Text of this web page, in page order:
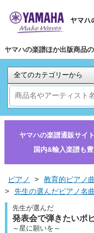
ヤマハの楽譜ほか出版商品
ヤマハの楽譜通販サイト
国内&輸入楽譜も
ピアノ > 教育的ピアノ
>
先生の選んだピアノ名
先生が選んだ
発表会で弾きたいポ
～星に願いを～